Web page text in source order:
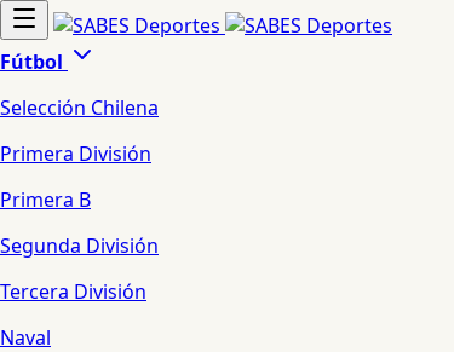
Fútbol
Selección Chilena
Primera División
Primera B
Segunda División
Tercera División
Naval